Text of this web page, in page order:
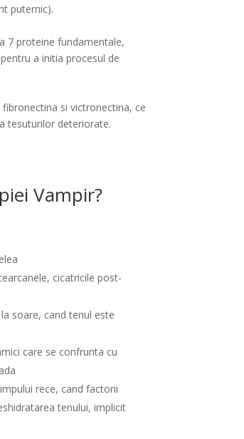
puternic).
7 proteine fundamentale,
a initia procesul de
si victronectina, ce
tesuturilor deteriorate.
Vampir?
cicatricile post-
soare, cand tenul este
care se confrunta cu
rece, cand factorii
tenului, implicit